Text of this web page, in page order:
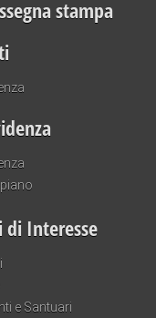
stampa
di Interesse
e Santuari